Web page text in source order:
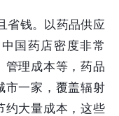
省钱。以药品供应
国药店密度非常
管理成本等，药品
市一家，覆盖辐射
约大量成本，这些